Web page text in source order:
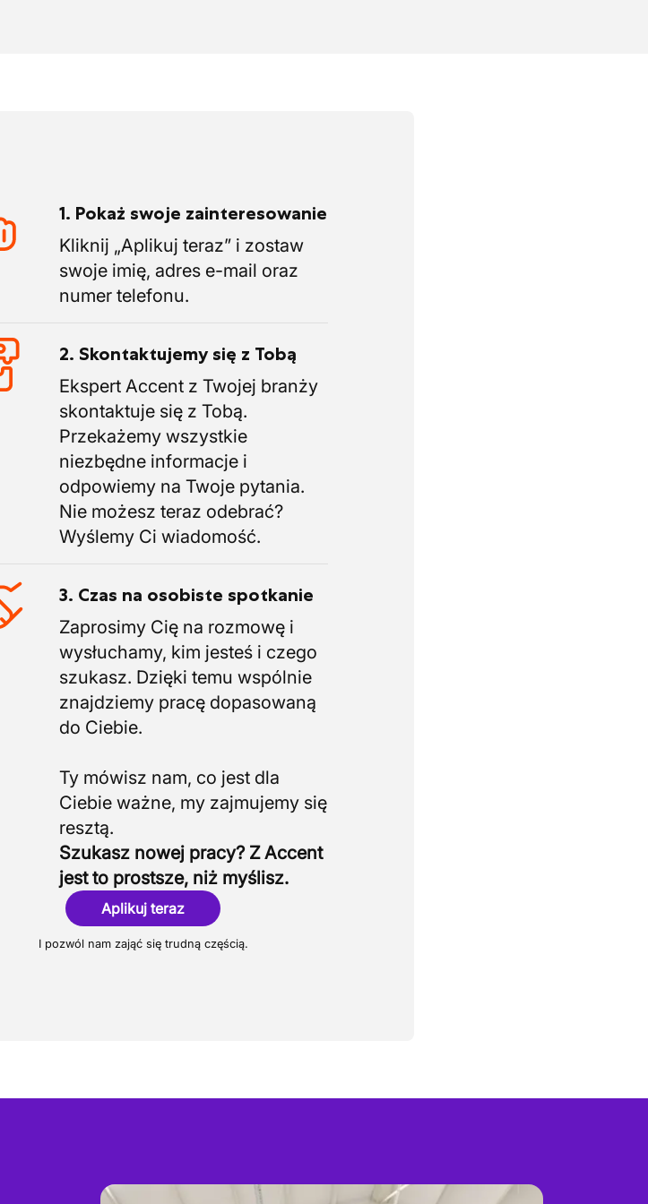
ekspanduje.
osób, które
częścią firmy, która
na klienta.
1. Pokaż swoje zainteresowanie
Kliknij „Aplikuj teraz” i zostaw
swoje imię, adres e-mail oraz
numer telefonu.
2. Skontaktujemy się z Tobą
Ekspert Accent z Twojej branży
skontaktuje się z Tobą.
Przekażemy wszystkie
niezbędne informacje i
odpowiemy na Twoje pytania.
Nie możesz teraz odebrać?
Wyślemy Ci wiadomość.
3. Czas na osobiste spotkanie
Zaprosimy Cię na rozmowę i
wysłuchamy, kim jesteś i czego
szukasz. Dzięki temu wspólnie
znajdziemy pracę dopasowaną
do Ciebie.
Ty mówisz nam, co jest dla
Ciebie ważne, my zajmujemy się
Szukasz nowej pracy? Z Accent
jest to prostsze, niż myślisz.
Aplikuj teraz
I pozwól nam zająć się trudną częścią.